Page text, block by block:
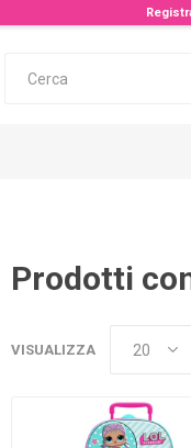
Prodotti
VISUALIZZA